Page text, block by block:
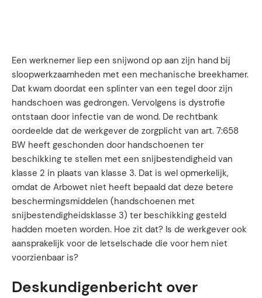
Een werknemer liep een snijwond op aan zijn hand bij
sloopwerkzaamheden met een mechanische breekhamer.
Dat kwam doordat een splinter van een tegel door zijn
handschoen was gedrongen. Vervolgens is dystrofie
ontstaan door infectie van de wond. De rechtbank
oordeelde dat de werkgever de zorgplicht van art. 7:658
BW heeft geschonden door handschoenen ter
beschikking te stellen met een snijbestendigheid van
klasse 2 in plaats van klasse 3. Dat is wel opmerkelijk,
omdat de Arbowet niet heeft bepaald dat deze betere
beschermingsmiddelen (handschoenen met
snijbestendigheidsklasse 3) ter beschikking gesteld
hadden moeten worden. Hoe zit dat? Is de werkgever ook
aansprakelijk voor de letselschade die voor hem niet
voorzienbaar is?
Deskundigenbericht over